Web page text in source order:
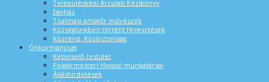
Településképi Arculati Kézikönyv
Egyház
Tóalmási amatőr művészek
Községünkben történt fejlesztések
Közrend, Közbiztonság
Önkormányzat
Képviselő-testület
Polgármesteri Hivatal munkatársai
Álláshirdetések